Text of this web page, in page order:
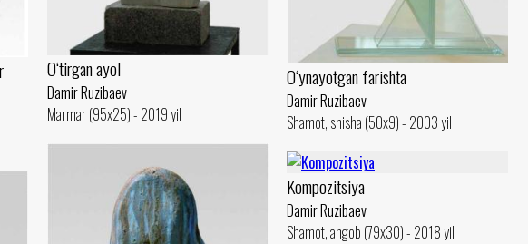
O‘tirgan ayol
Damir Ruzibaev
Marmar (95x25) - 2019 yil
O‘ynayotgan farishta
Damir Ruzibaev
Shamot, shisha (50x9) - 2003 yil
Kompozitsiya
Damir Ruzibaev
Shamot, angob (79x30) - 2018 yil